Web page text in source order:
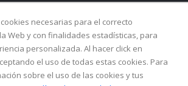
necesarias para el correcto
Web y con finalidades estadísticas, para
personalizada. Al hacer click en
el uso de todas estas cookies. Para
sobre el uso de las cookies y tus